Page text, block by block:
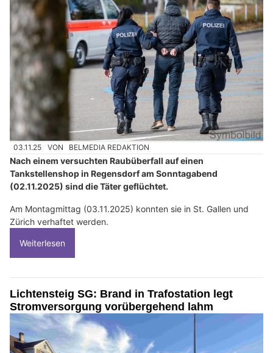
03.11.25 VON BELMEDIA REDAKTION
Nach einem versuchten Raubüberfall auf einen
Tankstellenshop in Regensdorf am Sonntagabend
(02.11.2025) sind die Täter geflüchtet.
Am Montagmittag (03.11.2025) konnten sie in St. Gallen und
Zürich verhaftet werden.
Weiterlesen
Lichtensteig SG: Brand in Trafostation legt
Stromversorgung vorübergehend lahm